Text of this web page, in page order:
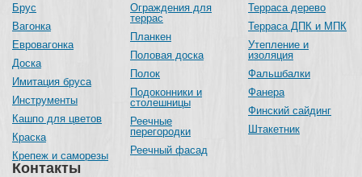
Брус
Вагонка
Евровагонка
Доска
Имитация бруса
Инструменты
Кашпо для цветов
Краска
Крепеж и саморезы
Ограждения для
террас
Планкен
Половая доска
Полок
Подоконники и
столешницы
Реечные
перегородки
Реечный фасад
Терраса дерево
Терраса ДПК и МПК
Утепление и
изоляция
Фальшбалки
Фанера
Финский сайдинг
Штакетник
Контакты